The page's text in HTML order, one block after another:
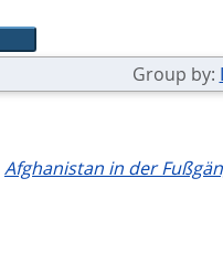
Group by:
Afghanistan in der